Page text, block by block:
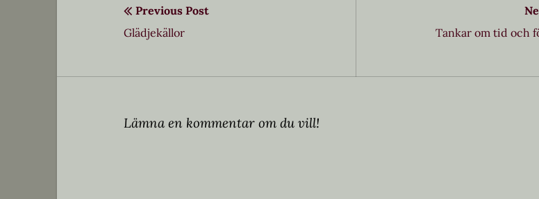
Inläggsnavigering
Previous Post
Previous
Glädjekällor
Next
Tankar om tid och
Lämna en kommentar om du vill!